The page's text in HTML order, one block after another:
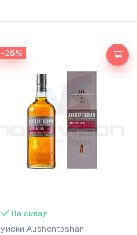
-25%
На склад
уиски Auchentoshan